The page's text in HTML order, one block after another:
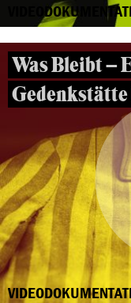
Was Bleibt –